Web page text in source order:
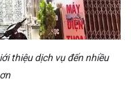
thiệu dịch vụ đến nhiều